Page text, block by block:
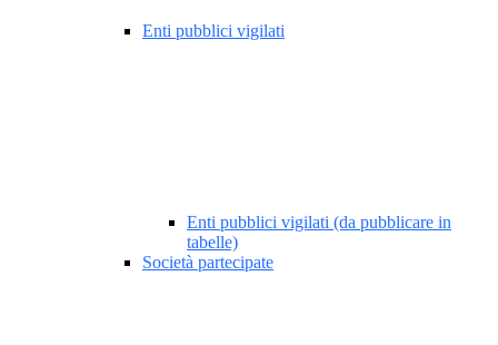
Enti pubblici vigilati
Enti pubblici vigilati (da pubblicare in
tabelle)
Società partecipate